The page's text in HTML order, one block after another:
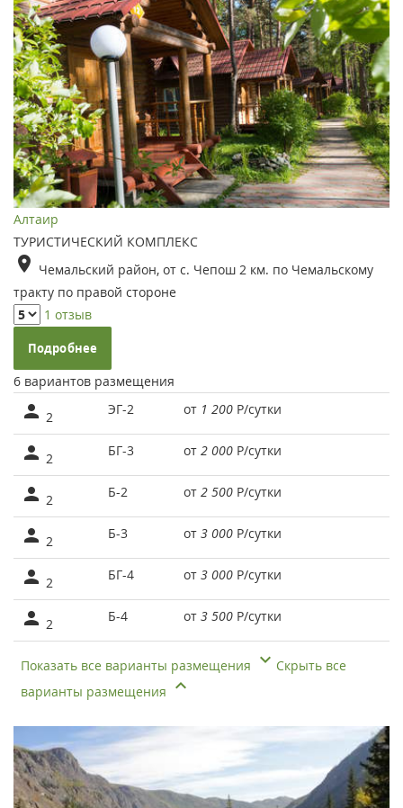
Алтаир
ТУРИСТИЧЕСКИЙ КОМПЛЕКС
Чемальский район, от с. Чепош 2 км. по Чемальскому
тракту по правой стороне
1 отзыв
Подробнее
6 вариантов размещения
2 ЭГ-2 от 1 200 Р/сутки
2 БГ-3 от 2 000 Р/сутки
2 Б-2 от 2 500 Р/сутки
2 Б-3 от 3 000 Р/сутки
2 БГ-4 от 3 000 Р/сутки
2 Б-4 от 3 500 Р/сутки
Показать все варианты размещения
Скрыть все
варианты размещения